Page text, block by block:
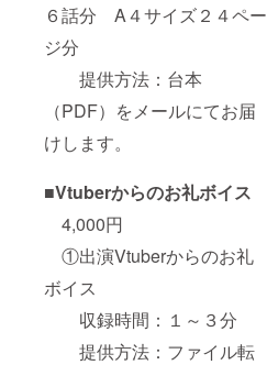
６話分 A４サイズ２４ペー
ジ分
提供方法：台本
（PDF）をメールにてお届
けします。
■Vtuberからのお礼ボイス
4,000円
①出演Vtuberからのお礼
ボイス
収録時間：１～３分
提供方法：ファイル転